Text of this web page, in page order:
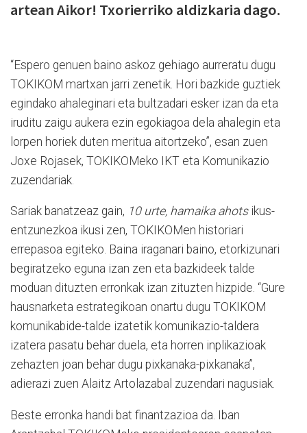
artean Aikor! Txorierriko aldizkaria dago.
“Espero genuen baino askoz gehiago aurreratu dugu
TOKIKOM martxan jarri zenetik. Hori bazkide guztiek
egindako ahaleginari eta bultzadari esker izan da eta
iruditu zaigu aukera ezin egokiagoa dela ahalegin eta
lorpen horiek duten meritua aitortzeko”, esan zuen
Joxe Rojasek, TOKIKOMeko IKT eta Komunikazio
zuzendariak.
Sariak banatzeaz gain, 10 urte, hamaika ahots ikus-
entzunezkoa ikusi zen, TOKIKOMen historiari
errepasoa egiteko. Baina iraganari baino, etorkizunari
begiratzeko eguna izan zen eta bazkideek talde
moduan dituzten erronkak izan zituzten hizpide. “Gure
hausnarketa estrategikoan onartu dugu TOKIKOM
komunikabide-talde izatetik komunikazio-taldera
izatera pasatu behar duela, eta horren inplikazioak
zehazten joan behar dugu pixkanaka-pixkanaka”,
adierazi zuen Alaitz Artolazabal zuzendari nagusiak.
Beste erronka handi bat finantzazioa da. Iban